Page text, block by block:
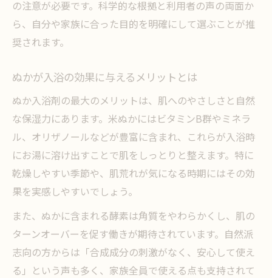
敏感肌にもやさしいぬか入浴剤の比較ポイント
敏感肌に向くぬか配合入浴剤の選び方
入浴剤で刺激を感じる場合のぬか対策とは
ぬか入浴剤の安全性と使わない方がいいケ
ース
敏感肌向けぬか入浴剤のメリットと注意点
メリットとデメリットから考える入浴剤の選び
方
ぬか入浴剤のメリット・デメリットを整理
入浴剤選びで重視したいぬか成分の特徴
科学的根拠から見るぬか入浴剤の選び方
ぬか配合入浴剤を選ぶ際の注意ポイント
の注意が必要です。科学的な根拠と利用者の声の両面か
ら、自分や家族に合った目的を明確にして選ぶことが推
奨されます。
ぬかが入浴の効果に与えるメリットとは
ぬか入浴剤の最大のメリットは、肌へのやさしさと自然
な保湿力にあります。米ぬかにはビタミンB群やミネラ
ル、オリザノールなどが豊富に含まれ、これらが入浴時
にお湯に溶け出すことで肌をしっとりと整えます。特に
乾燥しやすい季節や、肌荒れが気になる時期にはその効
果を実感しやすいでしょう。
また、ぬかに含まれる酵素は角質をやわらかくし、肌の
ターンオーバーを促す働きが期待されています。自然派
志向の方からは「合成成分の刺激がなく、安心して使え
る」という声も多く、家族全員で使える点も支持されて